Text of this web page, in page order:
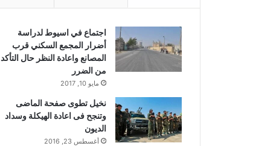
اجتماع في اسيوط لدراسة
أضرار المجمع السكني قرب
المصانع واعادة النظر حال التأكد
من الضرر
مايو 10, 2017
نخيل تطوى صفحة الماضى
وتنجح فى اعادة الهيكلة وسداد
الديون
أغسطس 23, 2016